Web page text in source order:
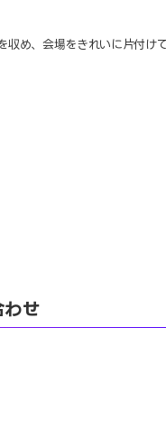
収め、会場をきれいに片付け
わせ